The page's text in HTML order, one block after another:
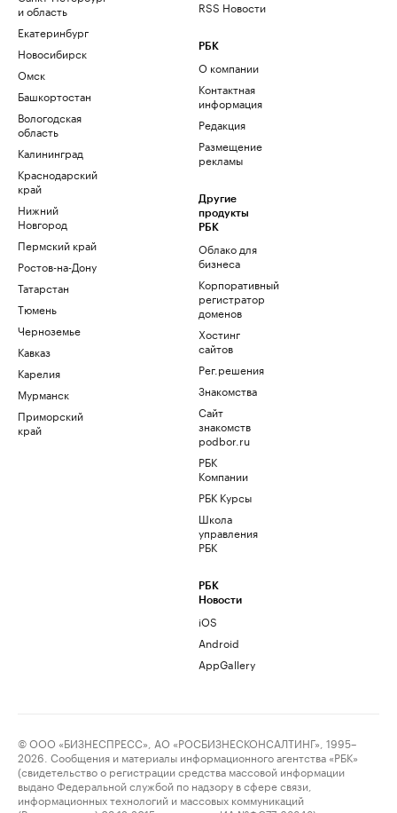
и область
Екатеринбург
Новосибирск
Омск
Башкортостан
Вологодская
область
Калининград
Краснодарский
край
Нижний
Новгород
Пермский край
Ростов-на-Дону
Татарстан
Тюмень
Черноземье
Кавказ
Карелия
Мурманск
Приморский
край
RSS Новости
РБК
О компании
Контактная
информация
Редакция
Размещение
рекламы
Другие
продукты
РБК
Облако для
бизнеса
Корпоративный
регистратор
доменов
Хостинг
сайтов
Рег.решения
Знакомства
Сайт
знакомств
podbor.ru
РБК
Компании
РБК Курсы
Школа
управления
РБК
РБК
Новости
iOS
Android
AppGallery
© ООО «БИЗНЕСПРЕСС», АО «РОСБИЗНЕСКОНСАЛТИНГ», 1995–
2026. Сообщения и материалы информационного агентства «РБК»
(свидетельство о регистрации средства массовой информации
выдано Федеральной службой по надзору в сфере связи,
информационных технологий и массовых коммуникаций